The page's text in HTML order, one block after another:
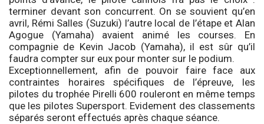
terminer devant son concurrent. On se souvient qu’en
avril, Rémi Salles (Suzuki) l’autre local de l’étape et Alan
Agogue (Yamaha) avaient animé les courses. En
compagnie de Kevin Jacob (Yamaha), il est sûr qu’il
faudra compter sur eux pour monter sur le podium.
Exceptionnellement, afin de pouvoir faire face aux
contraintes horaires spécifiques de l’épreuve, les
pilotes du trophée Pirelli 600 rouleront en même temps
que les pilotes Supersport. Evidement des classements
séparés seront effectués après chaque séance.